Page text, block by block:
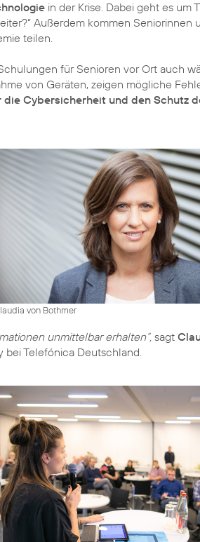
in der Krise. Dabei geht es um
Außerdem kommen Seniorinnen
teilen.
für Senioren vor Ort auch
von Geräten, zeigen mögliche
die Cybersicherheit und den Schutz
von Bothmer
unmittelbar erhalten“, sagt